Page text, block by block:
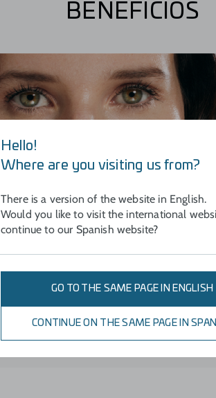
BENEFICIOS
PREVIENE
Ayuda a prevenir su reparación.
Hello!
Where are you visiting us from?
There is a version of the website in English.
Would you like to visit the international
continue to our Spanish website?
GO TO THE SAME PAGE IN ENGLISH
CONTINUE ON THE SAME PAGE IN